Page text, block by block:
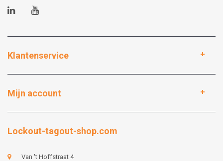
Klantenservice
Mijn account
Lockout-tagout-shop.com
Van 't Hoffstraat 4